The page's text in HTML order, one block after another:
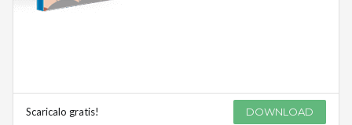
Scaricalo gratis! DOWNLOAD